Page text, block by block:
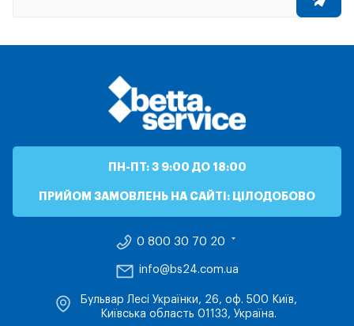
ПН-ПТ: З 9:00 ДО 18:00
ПРИЙОМ ЗАМОВЛЕНЬ НА САЙТІ: ЦІЛОДОБОВО
0 800 30 70 20
info@bs24.com.ua
Бульвар Лесі Українки, 26, оф. 500 Київ,
Київська область 01133, Україна.